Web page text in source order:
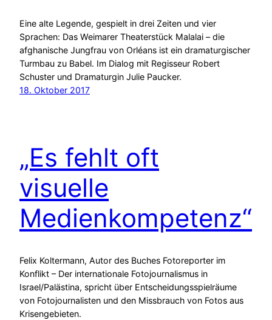
Eine alte Legende, gespielt in drei Zeiten und vier
Sprachen: Das Weimarer Theaterstück Malalai – die
afghanische Jungfrau von Orléans ist ein dramaturgischer
Turmbau zu Babel. Im Dialog mit Regisseur Robert
Schuster und Dramaturgin Julie Paucker.
18. Oktober 2017
„Es fehlt oft
visuelle
Medienkompetenz“
Felix Koltermann, Autor des Buches Fotoreporter im
Konflikt – Der internationale Fotojournalismus in
Israel/Palästina, spricht über Entscheidungsspielräume
von Fotojournalisten und den Missbrauch von Fotos aus
Krisengebieten.